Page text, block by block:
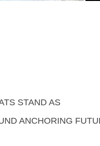
STAND AS
ANCHORING